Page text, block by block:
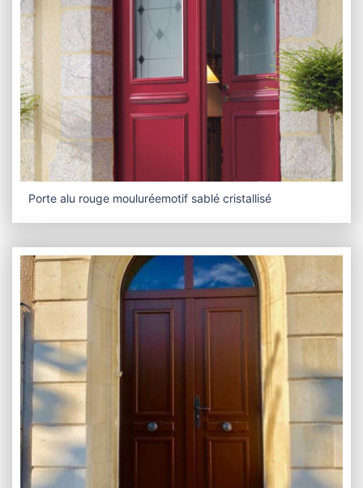
Porte alu rouge mouluréemotif sablé cristallisé